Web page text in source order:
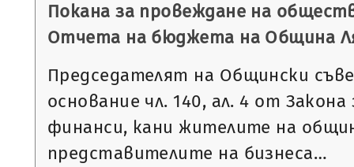
Покана за провеждане на
Отчета на бюджета на Община
Председателят на Общински
основание чл. 140, ал. 4 от
финанси, кани жителите на
представителите на бизнеса…